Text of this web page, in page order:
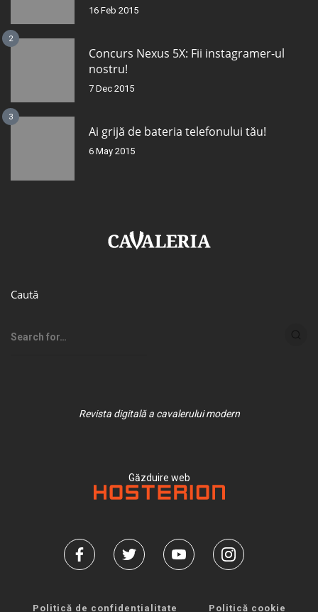
16 Feb 2015
2
Concurs Nexus 5X: Fii instagramer-ul
nostru!
7 Dec 2015
3
Ai grijă de bateria telefonului tău!
6 May 2015
Caută
Revista digitală a cavalerului modern
Găzduire web
Politică de confidențialitate Politică cookie